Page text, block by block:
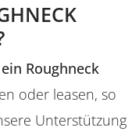
Roughneck
oder leasen, so
Unterstützung